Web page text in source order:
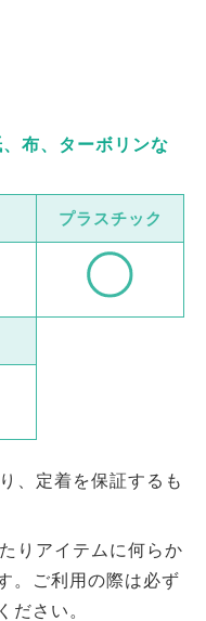
布、ターボリンな
プラスチック
、定着を保証するも
りアイテムに何らか
。ご利用の際は必ず
ださい。